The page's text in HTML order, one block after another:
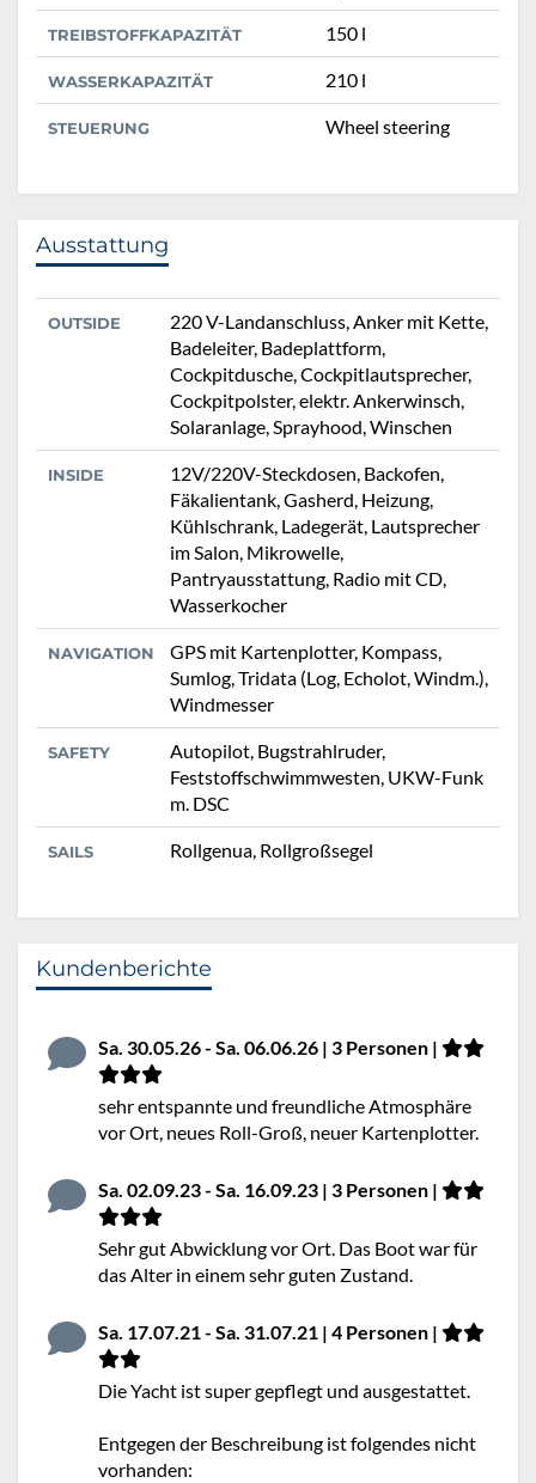
TREIBSTOFFKAPAZITÄT 150 l
WASSERKAPAZITÄT 210 l
STEUERUNG Wheel steering
Ausstattung
OUTSIDE
220 V-Landanschluss, Anker mit Kette,
Badeleiter, Badeplattform,
Cockpitdusche, Cockpitlautsprecher,
Cockpitpolster, elektr. Ankerwinsch,
Solaranlage, Sprayhood, Winschen
INSIDE
12V/220V-Steckdosen, Backofen,
Fäkalientank, Gasherd, Heizung,
Kühlschrank, Ladegerät, Lautsprecher
im Salon, Mikrowelle,
Pantryausstattung, Radio mit CD,
Wasserkocher
NAVIGATION
GPS mit Kartenplotter, Kompass,
Sumlog, Tridata (Log, Echolot, Windm.),
Windmesser
SAFETY
Autopilot, Bugstrahlruder,
Feststoffschwimmwesten, UKW-Funk
m. DSC
SAILS Rollgenua, Rollgroßsegel
Kundenberichte
Sa. 30.05.26 - Sa. 06.06.26 | 3 Personen |
sehr entspannte und freundliche Atmosphäre
vor Ort, neues Roll-Groß, neuer Kartenplotter.
Sa. 02.09.23 - Sa. 16.09.23 | 3 Personen |
Sehr gut Abwicklung vor Ort. Das Boot war für
das Alter in einem sehr guten Zustand.
Sa. 17.07.21 - Sa. 31.07.21 | 4 Personen |
Die Yacht ist super gepflegt und ausgestattet.
Entgegen der Beschreibung ist folgendes nicht
vorhanden: